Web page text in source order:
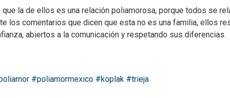
la de ellos es una relación poliamorosa, porque todos se
los comentarios que dicen que esta no es una familia, ellos
abiertos a la comunicación y respetando sus diferencias.
#poliamormexico #koplak #trieja